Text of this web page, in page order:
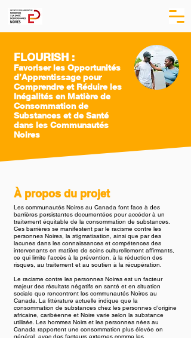
FLOURISH :
Favoriser les Opportunités
d’Apprentissage pour
Comprendre et Réduire les
Inégalités en Matière de
Consommation de
Substances et de Santé
dans les Communautés
Noires
À propos du projet
Les communautés Noires au Canada font face à des
barrières persistantes documentées pour accéder à un
traitement équitable de la consommation de substances.
Ces barrières se manifestent par le racisme contre les
personnes Noires, la stigmatisation, ainsi que par des
lacunes dans les connaissances et compétences des
intervenants en matière de soins culturellement affirmants,
ce qui limite l’accès à la prévention, à la réduction des
risques, au traitement et au soutien à la récupération.
Le racisme contre les personnes Noires est un facteur
majeur des résultats négatifs en santé et en situation
sociale que rencontrent les communautés Noires au
Canada. La littérature actuelle indique que la
consommation de substances chez les personnes d’origine
africaine, caribéenne et Noire varie selon la substance
utilisée. Les hommes Noirs et les personnes nées au
Canada rapportent une consommation plus élevée en